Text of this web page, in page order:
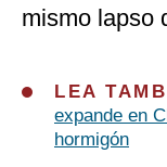
mismo lapso
LEA
expande en
hormigón